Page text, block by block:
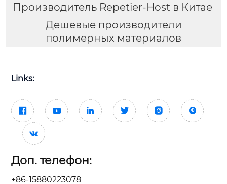
Производитель Repetier-Host в Китае
Дешевые производители
полимерных материалов
Links:
     

Доп. телефон:
+86-15880223078